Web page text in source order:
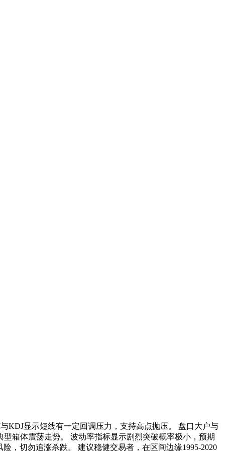
KDJ显示短线有一定回调压力，支持高点抛压。 盘口大户与
箱体震荡走势。 波动率指标显示剧烈突破概率极小，预期
，切勿追涨杀跌。 建议稳健交易者，在区间边缘1995-2020